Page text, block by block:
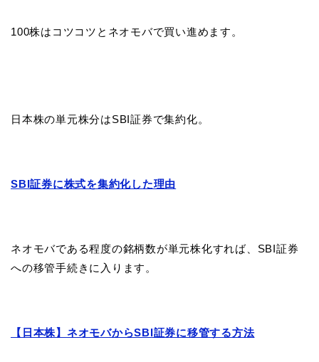
100株はコツコツとネオモバで買い進めます。
日本株の単元株分はSBI証券で集約化。
SBI証券に株式を集約化した理由
ネオモバである程度の銘柄数が単元株化すれば、SBI証券
への移管手続きに入ります。
【日本株】ネオモバからSBI証券に移管する方法